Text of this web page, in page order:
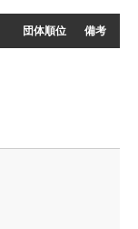
団体順位 備考